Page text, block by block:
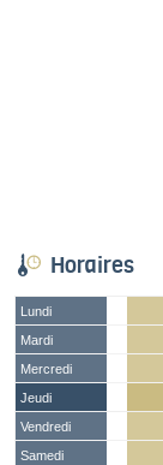
Horaires
Lundi
Mardi
Mercredi
Jeudi
Vendredi
Samedi